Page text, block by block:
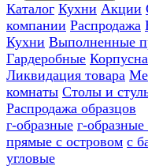
Каталог Кухни Акции
компании Распродажа
Кухни Выполненные
Гардеробные
Ликвидация товара
комнаты Столы и
Распродажа образцов
г-образные г-
прямые с островом с
угловые